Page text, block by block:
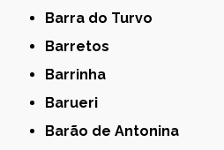
Barra do Turvo
Barretos
Barrinha
Barueri
Barão de Antonina